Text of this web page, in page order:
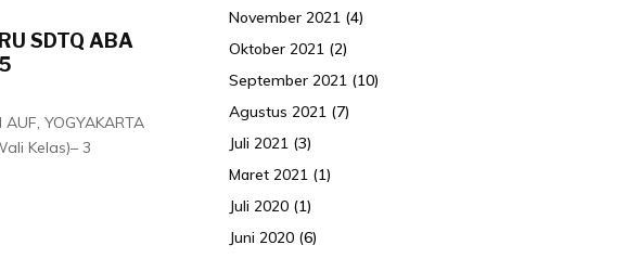
SDTQ ABA
YOGYAKARTA
Kelas)– 3
November 2021 (4)
Oktober 2021 (2)
September 2021 (10)
Agustus 2021 (7)
Juli 2021 (3)
Maret 2021 (1)
Juli 2020 (1)
Juni 2020 (6)